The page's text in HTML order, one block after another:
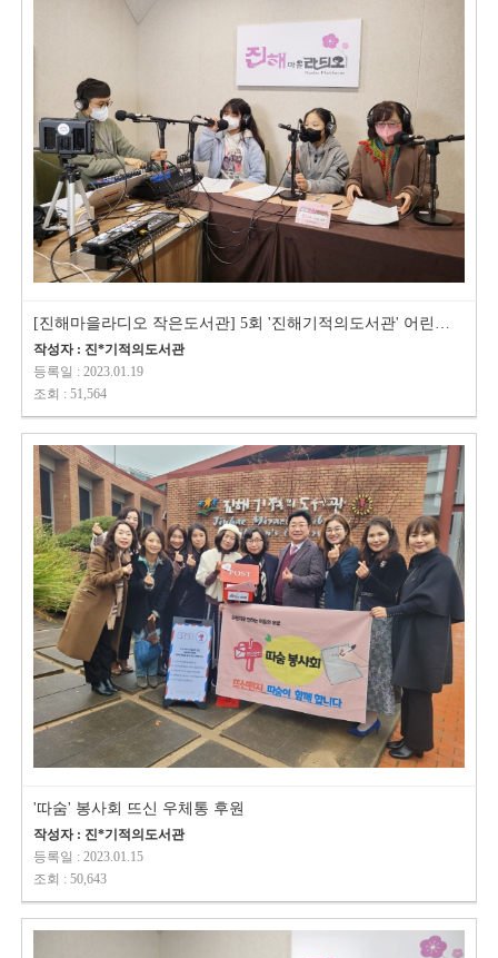
[진해마을라디오 작은도서관] 5회 '진해기적의도서관' 어린이기자단이…
작성자 : 진*기적의도서관
등록일 : 2023.01.19
조회 : 51,564
'따숨' 봉사회 뜨신 우체통 후원
작성자 : 진*기적의도서관
등록일 : 2023.01.15
조회 : 50,643